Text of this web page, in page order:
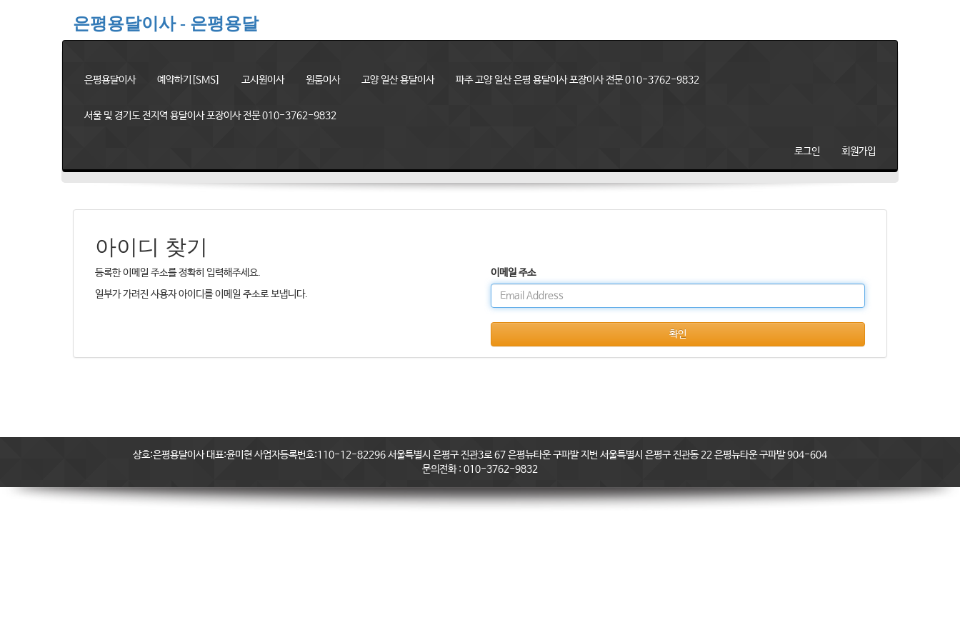
은평용달이사 - 은평용달
은평용달이사 예약하기[SMS] 고시원이사 원룸이사 고양 일산 용달이사 파주 고양 일산 은평 용달이사 포장이사 전문 010-3762-9832
서울 및 경기도 전지역 용달이사 포장이사 전문 010-3762-9832
로그인 회원가입
아이디 찾기
등록한 이메일 주소를 정확히 입력해주세요.
일부가 가려진 사용자 아이디를 이메일 주소로 보냅니다.
이메일 주소
확인
상호:은평용달이사 대표:윤미현 사업자등록번호:110-12-82296 서울특별시 은평구 진관3로 67 은평뉴타운 구파발 지번 서울특별시 은평구 진관동 22 은평뉴타운 구파발 904-604
문의전화 : 010-3762-9832